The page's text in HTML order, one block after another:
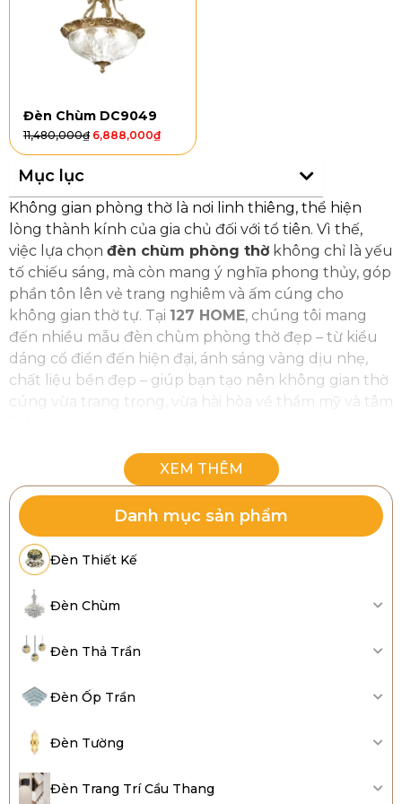
Danh mục sản phẩm
Đèn Thiết Kế
Đèn Chùm
Đèn Thả Trần
Đèn Ốp Trần
Đèn Tường
Đèn Trang Trí Cầu Thang
Đèn Chùm DC9049
11,480,000₫ 6,888,000₫
Mục lục
Không gian phòng thờ là nơi linh thiêng, thể hiện
lòng thành kính của gia chủ đối với tổ tiên. Vì thế,
việc lựa chọn đèn chùm phòng thờ không chỉ là yếu
tố chiếu sáng, mà còn mang ý nghĩa phong thủy, góp
phần tôn lên vẻ trang nghiêm và ấm cúng cho
không gian thờ tự. Tại 127 HOME, chúng tôi mang
đến nhiều mẫu đèn chùm phòng thờ đẹp – từ kiểu
dáng cổ điển đến hiện đại, ánh sáng vàng dịu nhẹ,
chất liệu bền đẹp – giúp bạn tạo nên không gian thờ
cúng vừa trang trọng, vừa hài hòa về thẩm mỹ và tâm
Tổng hợp các mẫu đèn chùm phòng thờ phổ biến